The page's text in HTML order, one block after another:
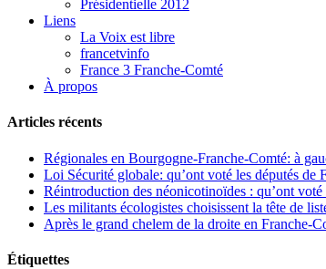
Présidentielle 2012
Liens
La Voix est libre
francetvinfo
France 3 Franche-Comté
À propos
Articles récents
Régionales en Bourgogne-Franche-Comté: à
Loi Sécurité globale: qu’ont voté les députés de
Réintroduction des néonicotinoïdes : qu’ont
Les militants écologistes choisissent la tête de
Après le grand chelem de la droite en Franche-
Étiquettes